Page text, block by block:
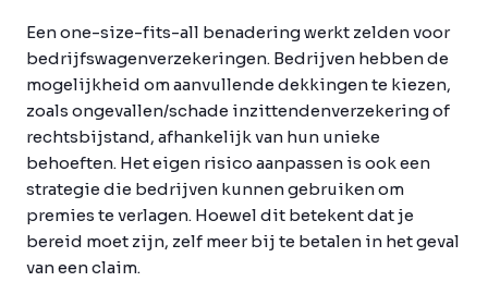
Een one-size-fits-all benadering werkt zelden voor
bedrijfswagenverzekeringen. Bedrijven hebben de
mogelijkheid om aanvullende dekkingen te kiezen,
zoals ongevallen/schade inzittendenverzekering of
rechtsbijstand, afhankelijk van hun unieke
behoeften. Het eigen risico aanpassen is ook een
strategie die bedrijven kunnen gebruiken om
premies te verlagen. Hoewel dit betekent dat je
bereid moet zijn, zelf meer bij te betalen in het geval
van een claim.